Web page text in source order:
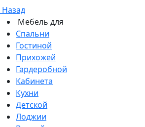
Назад
Мебель для
Спальни
Гостиной
Прихожей
Гардеробной
Кабинета
Кухни
Детской
Лоджии